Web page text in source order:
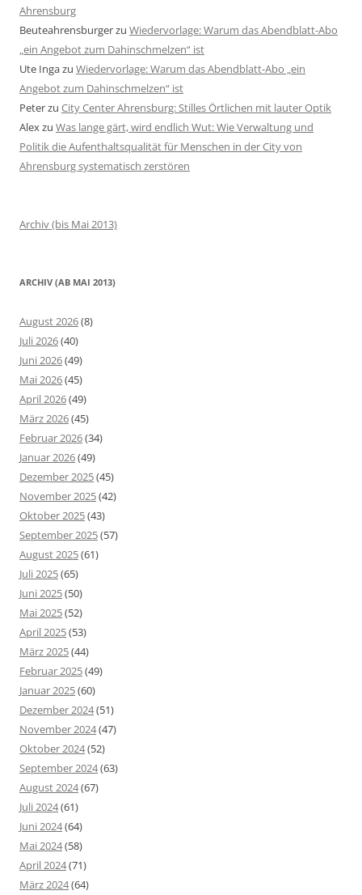
Ahrensburg
Beuteahrensburgerzu Wiedervorlage: Warum das Abendblatt-Abo
„ein Angebot zum Dahinschmelzen“ ist
Ute Ingazu Wiedervorlage: Warum das Abendblatt-Abo „ein
Angebot zum Dahinschmelzen“ ist
Peterzu City Center Ahrensburg: Stilles Örtlichen mit lauter Optik
Alexzu Was lange gärt, wird endlich Wut: Wie Verwaltung und
Politik die Aufenthaltsqualität für Menschen in der City von
Ahrensburg systematisch zerstören
Archiv (bis Mai 2013)
ARCHIV (AB MAI 2013)
August 2026(8)
Juli 2026(40)
Juni 2026(49)
Mai 2026(45)
April 2026(49)
März 2026(45)
Februar 2026(34)
Januar 2026(49)
Dezember 2025(45)
November 2025(42)
Oktober 2025(43)
September 2025(57)
August 2025(61)
Juli 2025(65)
Juni 2025(50)
Mai 2025(52)
April 2025(53)
März 2025(44)
Februar 2025(49)
Januar 2025(60)
Dezember 2024(51)
November 2024(47)
Oktober 2024(52)
September 2024(63)
August 2024(67)
Juli 2024(61)
Juni 2024(64)
Mai 2024(58)
April 2024(71)
März 2024(64)